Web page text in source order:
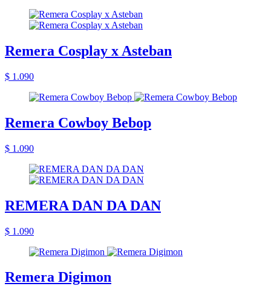
Remera Cosplay x Asteban
$ 1.090
Remera Cowboy Bebop
$ 1.090
REMERA DAN DA DAN
$ 1.090
Remera Digimon